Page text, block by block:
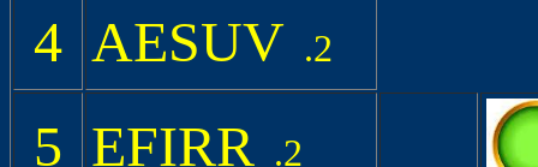
4 AESUV .2
5 EFIRR .2